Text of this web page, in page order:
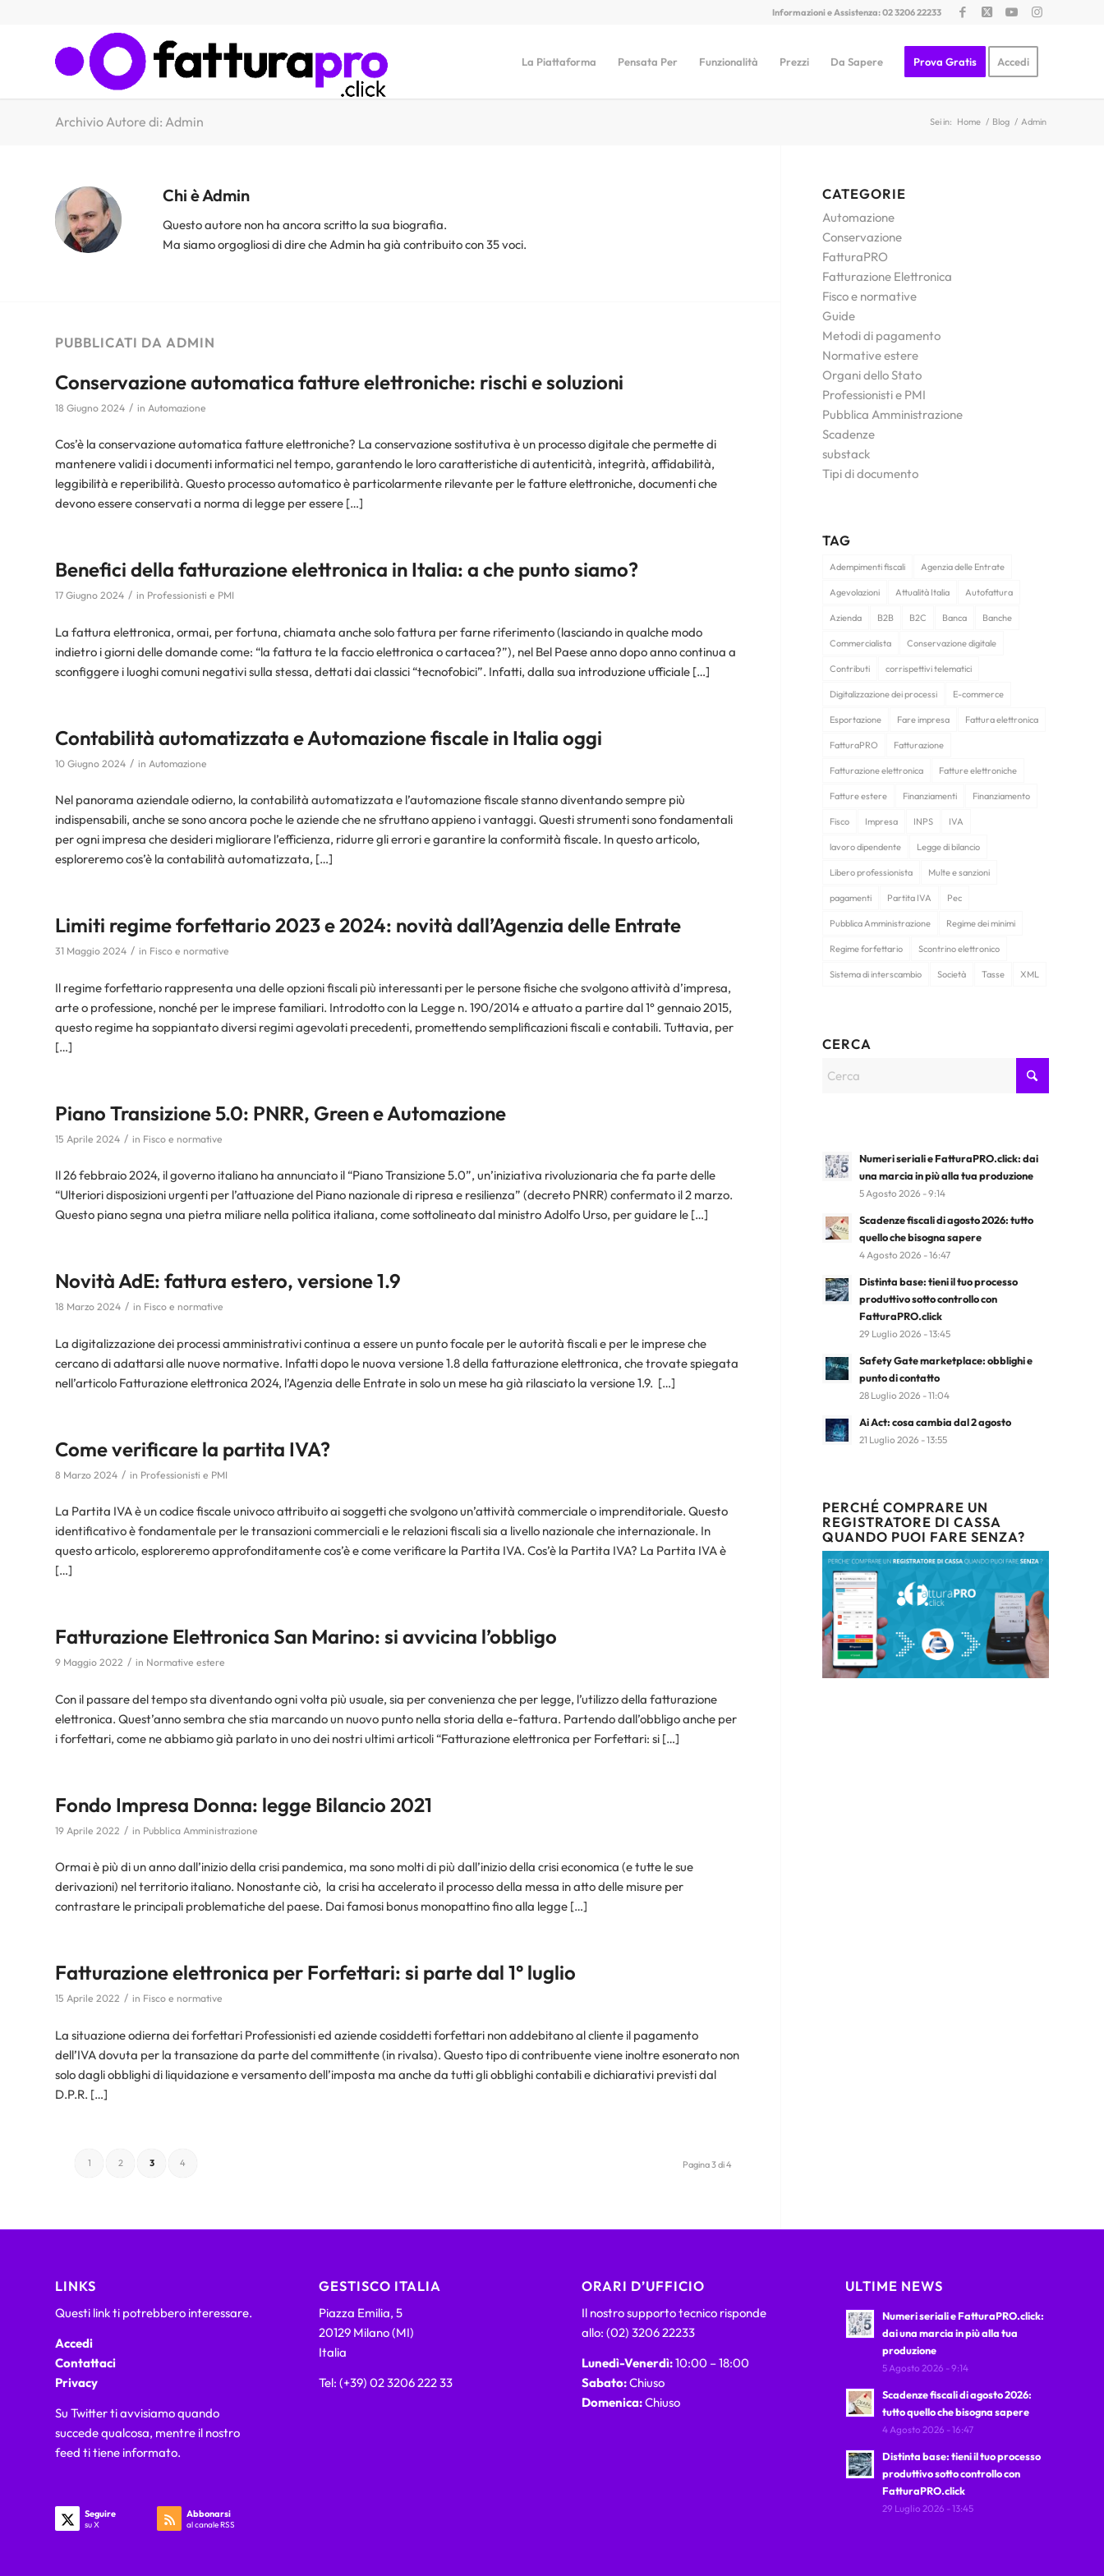
Informazioni e Assistenza: 02 3206 22233
La Piattaforma Pensata Per Funzionalità Prezzi Da Sapere Prova Gratis Accedi
Archivio Autore di: Admin Sei in: Home / Blog / Admin
Chi èAdmin
Questo autore non ha ancora scritto la sua biografia.
Ma siamo orgogliosi di dire che Admin ha già contribuito con 35 voci.
PUBBLICATI DA ADMIN
Conservazione automatica fatture elettroniche: rischi e soluzioni
18 Giugno 2024 / in Automazione
Cos’è la conservazione automatica fatture elettroniche? La conservazione sostitutiva è un processo digitale che permette di
mantenere validi i documenti informatici nel tempo, garantendo le loro caratteristiche di autenticità, integrità, affidabilità,
leggibilità e reperibilità. Questo processo automatico è particolarmente rilevante per le fatture elettroniche, documenti che
devono essere conservati a norma di legge per essere […]
Benefici della fatturazione elettronica in Italia: a che punto siamo?
17 Giugno 2024 / in Professionisti e PMI
La fattura elettronica, ormai, per fortuna, chiamata anche solo fattura per farne riferimento (lasciando in qualche modo
indietro i giorni delle domande come: “la fattura te la faccio elettronica o cartacea?”), nel Bel Paese anno dopo anno continua a
sconfiggere i luoghi comuni negativi sulla stessa, dettati dai classici “tecnofobici”. Infatti, dalla sua introduzione ufficiale […]
Contabilità automatizzata e Automazione fiscale in Italia oggi
10 Giugno 2024 / in Automazione
Nel panorama aziendale odierno, la contabilità automatizzata e l’automazione fiscale stanno diventando sempre più
indispensabili, anche se sono ancora poche le aziende che ne sfruttano appieno i vantaggi. Questi strumenti sono fondamentali
per ogni impresa che desideri migliorare l’efficienza, ridurre gli errori e garantire la conformità fiscale. In questo articolo,
esploreremo cos’è la contabilità automatizzata, […]
Limiti regime forfettario 2023 e 2024: novità dall’Agenzia delle Entrate
31 Maggio 2024 / in Fisco e normative
Il regime forfettario rappresenta una delle opzioni fiscali più interessanti per le persone fisiche che svolgono attività d’impresa,
arte o professione, nonché per le imprese familiari. Introdotto con la Legge n. 190/2014 e attuato a partire dal 1° gennaio 2015,
questo regime ha soppiantato diversi regimi agevolati precedenti, promettendo semplificazioni fiscali e contabili. Tuttavia, per
[…]
Piano Transizione 5.0: PNRR, Green e Automazione
15 Aprile 2024 / in Fisco e normative
Il 26 febbraio 2024, il governo italiano ha annunciato il “Piano Transizione 5.0”, un’iniziativa rivoluzionaria che fa parte delle
“Ulteriori disposizioni urgenti per l’attuazione del Piano nazionale di ripresa e resilienza” (decreto PNRR) confermato il 2 marzo.
Questo piano segna una pietra miliare nella politica italiana, come sottolineato dal ministro Adolfo Urso, per guidare le […]
Novità AdE: fattura estero, versione 1.9
18 Marzo 2024 / in Fisco e normative
La digitalizzazione dei processi amministrativi continua a essere un punto focale per le autorità fiscali e per le imprese che
cercano di adattarsi alle nuove normative. Infatti dopo le nuova versione 1.8 della fatturazione elettronica, che trovate spiegata
nell’articolo Fatturazione elettronica 2024, l’Agenzia delle Entrate in solo un mese ha già rilasciato la versione 1.9. […]
Come verificare la partita IVA?
8 Marzo 2024 / in Professionisti e PMI
La Partita IVA è un codice fiscale univoco attribuito ai soggetti che svolgono un’attività commerciale o imprenditoriale. Questo
identificativo è fondamentale per le transazioni commerciali e le relazioni fiscali sia a livello nazionale che internazionale. In
questo articolo, esploreremo approfonditamente cos’è e come verificare la Partita IVA. Cos’è la Partita IVA? La Partita IVA è
[…]
Fatturazione Elettronica San Marino: si avvicina l’obbligo
9 Maggio 2022 / in Normative estere
Con il passare del tempo sta diventando ogni volta più usuale, sia per convenienza che per legge, l’utilizzo della fatturazione
elettronica. Quest’anno sembra che stia marcando un nuovo punto nella storia della e-fattura. Partendo dall’obbligo anche per
i forfettari, come ne abbiamo già parlato in uno dei nostri ultimi articoli “Fatturazione elettronica per Forfettari: si […]
Fondo Impresa Donna: legge Bilancio 2021
19 Aprile 2022 / in Pubblica Amministrazione
Ormai è più di un anno dall’inizio della crisi pandemica, ma sono molti di più dall’inizio della crisi economica (e tutte le sue
derivazioni) nel territorio italiano. Nonostante ciò, la crisi ha accelerato il processo della messa in atto delle misure per
contrastare le principali problematiche del paese. Dai famosi bonus monopattino fino alla legge […]
Fatturazione elettronica per Forfettari: si parte dal 1° luglio
15 Aprile 2022 / in Fisco e normative
La situazione odierna dei forfettari Professionisti ed aziende cosiddetti forfettari non addebitano al cliente il pagamento
dell’IVA dovuta per la transazione da parte del committente (in rivalsa). Questo tipo di contribuente viene inoltre esonerato non
solo dagli obblighi di liquidazione e versamento dell’imposta ma anche da tutti gli obblighi contabili e dichiarativi previsti dal
D.P.R. […]
Pagina 3 di 4
1 2 3 4
CATEGORIE
Automazione
Conservazione
FatturaPRO
Fatturazione Elettronica
Fisco e normative
Guide
Metodi di pagamento
Normative estere
Organi dello Stato
Professionisti e PMI
Pubblica Amministrazione
Scadenze
substack
Tipi di documento
TAG
Adempimenti fiscali Agenzia delle Entrate
Agevolazioni Attualità Italia Autofattura
Azienda B2B B2C Banca Banche
Commercialista Conservazione digitale
Contributi corrispettivi telematici
Digitalizzazione dei processi E-commerce
Esportazione Fare impresa Fattura elettronica
FatturaPRO Fatturazione
Fatturazione elettronica Fatture elettroniche
Fatture estere Finanziamenti Finanziamento
Fisco Impresa INPS IVA
lavoro dipendente Legge di bilancio
Libero professionista Multe e sanzioni
pagamenti Partita IVA Pec
Pubblica Amministrazione Regime dei minimi
Regime forfettario Scontrino elettronico
Sistema di interscambio Società Tasse XML
CERCA
Numeri seriali e FatturaPRO.click: dai
una marcia in più alla tua produzione
5 Agosto 2026 - 9:14
Scadenze fiscali di agosto 2026: tutto
quello che bisogna sapere
4 Agosto 2026 - 16:47
Distinta base: tieni il tuo processo
produttivo sotto controllo con
FatturaPRO.click
29 Luglio 2026 - 13:45
Safety Gate marketplace: obblighi e
punto di contatto
28 Luglio 2026 - 11:04
Ai Act: cosa cambia dal 2 agosto
21 Luglio 2026 - 13:55
PERCHÉ COMPRARE UN
REGISTRATORE DI CASSA
QUANDO PUOI FARE SENZA?
LINKS
Questi link ti potrebbero interessare.
Accedi
Contattaci
Privacy
Su Twitter ti avvisiamo quando
succede qualcosa, mentre il nostro
feed ti tiene informato.
Seguire
su X
Abbonarsi
al canale RSS
GESTISCO ITALIA
Piazza Emilia, 5
20129 Milano (MI)
Italia
Tel: (+39) 02 3206 222 33
ORARI D’UFFICIO
Il nostro supporto tecnico risponde
allo: (02) 3206 22233
Lunedì-Venerdì:10:00 – 18:00
Sabato:Chiuso
Domenica:Chiuso
ULTIME NEWS
Numeri seriali e FatturaPRO.click:
dai una marcia in più alla tua
produzione
5 Agosto 2026 - 9:14
Scadenze fiscali di agosto 2026:
tutto quello che bisogna sapere
4 Agosto 2026 - 16:47
Distinta base: tieni il tuo processo
produttivo sotto controllo con
FatturaPRO.click
29 Luglio 2026 - 13:45